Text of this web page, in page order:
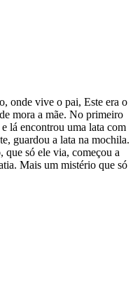
onde vive o pai, Este era o
mora a mãe. No primeiro
lá encontrou uma lata com
guardou a lata na mochila.
que só ele via, começou a
Mais um mistério que só